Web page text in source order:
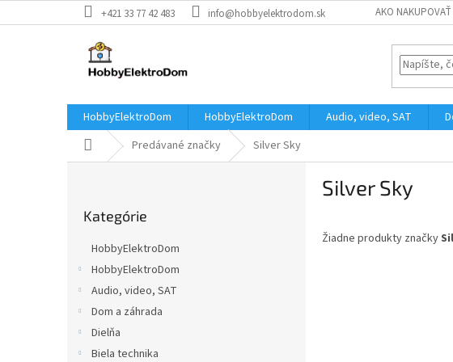
na
+421 33 77 42 483 info@hobbyelektrodom.sk AKO NAKUPOVAŤ
HobbyElektroDom HobbyElektroDom Audio, video, SAT
DomovPredávané značky Silver Sky
kategórie
Kategórie
HobbyElektroDom
HobbyElektroDom
Audio, video, SAT
Dom a záhrada
Dielňa
Biela technika
Silver Sky
Žiadne produkty značky